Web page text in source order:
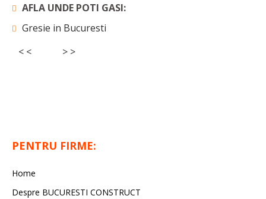
AFLA UNDE POTI GASI:
Gresie in Bucuresti
< <
> >
PENTRU FIRME:
Home
Despre BUCURESTI CONSTRUCT